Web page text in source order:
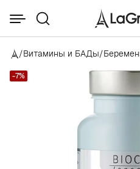
/Витамины и БАДы/
-7%